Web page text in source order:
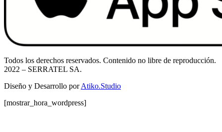
Todos los derechos reservados. Contenido no libre de reproducción.
2022 – SERRATEL SA.
Diseño y Desarrollo porAtiko.Studio
[mostrar_hora_wordpress]